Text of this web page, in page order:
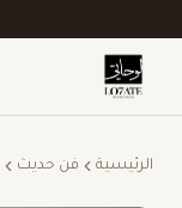
الرئيسية فن حديث